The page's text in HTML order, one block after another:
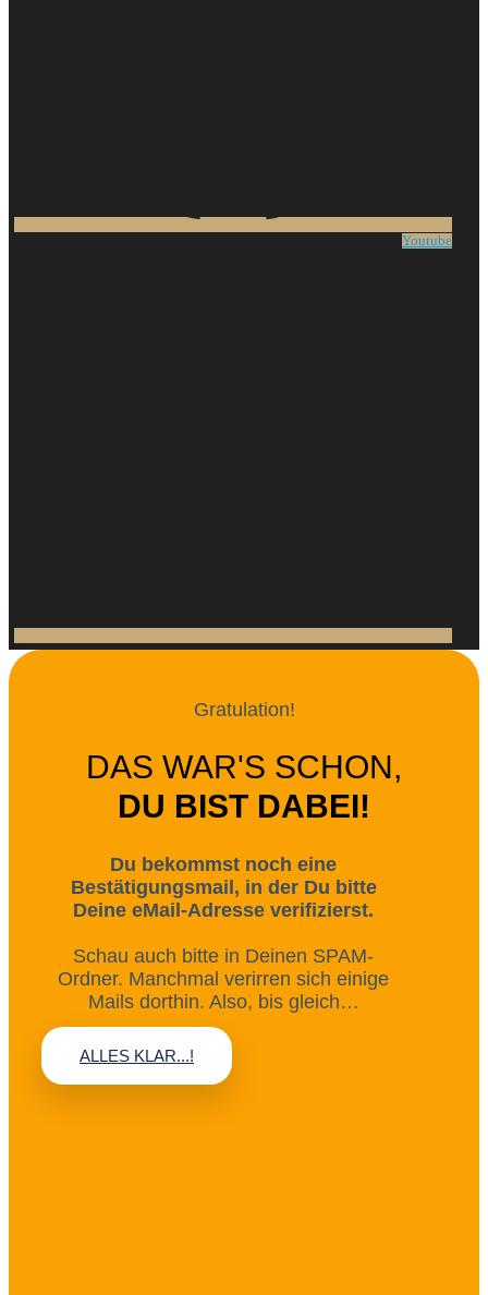
Youtube
Gratulation!
DAS WAR'S SCHON,
DU BIST DABEI!
Du bekommst noch eine
Bestätigungsmail, in der Du bitte
Deine eMail-Adresse verifizierst.
Schau auch bitte in Deinen SPAM-
Ordner. Manchmal verirren sich einige
Mails dorthin. Also, bis gleich…
ALLES KLAR...!